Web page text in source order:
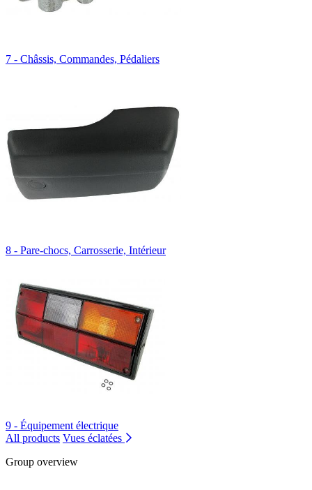
7 - Châssis, Commandes, Pédaliers
8 - Pare-chocs, Carrosserie, Intérieur
9 - Équipement électrique
All products Vues éclatées
Group overview